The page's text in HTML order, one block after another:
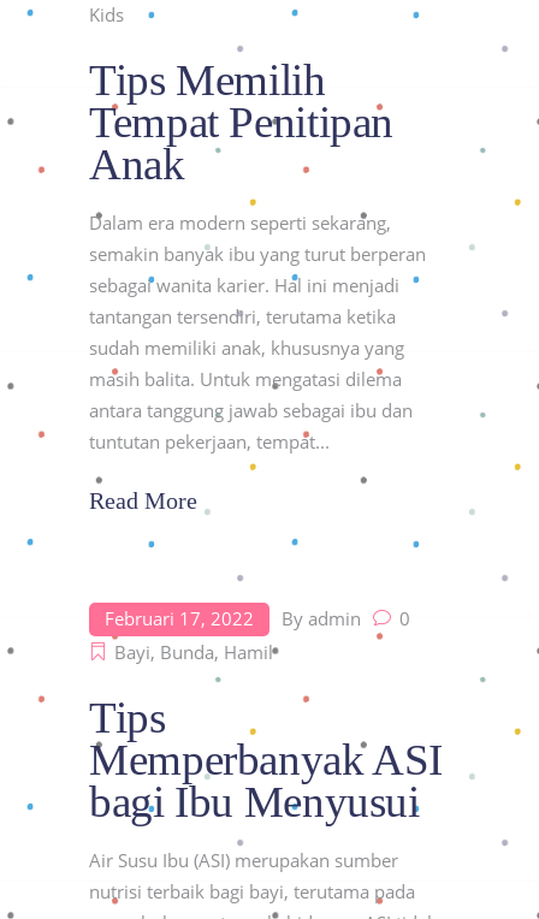
Kids
Tips Memilih
Tempat Penitipan
Anak
Dalam era modern seperti sekarang,
semakin banyak ibu yang turut berperan
sebagai wanita karier. Hal ini menjadi
tantangan tersendiri, terutama ketika
sudah memiliki anak, khususnya yang
masih balita. Untuk mengatasi dilema
antara tanggung jawab sebagai ibu dan
tuntutan pekerjaan, tempat
Read More
Februari 17, 2022 By admin
0
Bayi, Bunda, Hamil
Tips
Memperbanyak ASI
bagi Ibu Menyusui
Air Susu Ibu (ASI) merupakan sumber
nutrisi terbaik bagi bayi, terutama pada